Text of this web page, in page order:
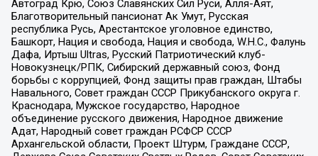
Автоград Крю, Союз Славянских Сил Руси, Алля-Аят,
Благотворительный пансионат Ак Умут, Русская
республика Русь, Арестантское уголовное единство,
Башкорт, Нация и свобода, Нация и свобода, W.H.С., Фалунь
Дафа, Иртыш Ultras, Русский Патриотический клуб-
Новокузнецк/РПК, Сибирский державный союз, Фонд
борьбы с коррупцией, Фонд защиты прав граждан, Штабы
Навального, Совет граждан СССР Прикубанского округа г.
Краснодара, Мужское государство, Народное
объединение русского движения, Народное движение
Адат, Народный совет граждан РСФСР СССР
Архангельской области, Проект Штурм, Граждане СССР,